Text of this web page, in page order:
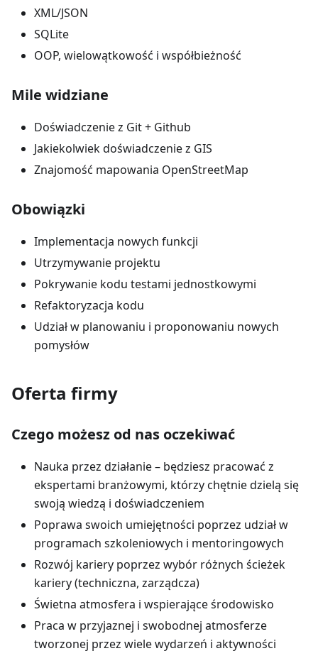
XML/JSON
SQLite
OOP, wielowątkowość i współbieżność
Mile widziane
Doświadczenie z Git + Github
Jakiekolwiek doświadczenie z GIS
Znajomość mapowania OpenStreetMap
Obowiązki
Implementacja nowych funkcji
Utrzymywanie projektu
Pokrywanie kodu testami jednostkowymi
Refaktoryzacja kodu
Udział w planowaniu i proponowaniu nowych
pomysłów
Oferta firmy
Czego możesz od nas oczekiwać
Nauka przez działanie – będziesz pracować z
ekspertami branżowymi, którzy chętnie dzielą się
swoją wiedzą i doświadczeniem
Poprawa swoich umiejętności poprzez udział w
programach szkoleniowych i mentoringowych
Rozwój kariery poprzez wybór różnych ścieżek
kariery (techniczna, zarządcza)
Świetna atmosfera i wspierające środowisko
Praca w przyjaznej i swobodnej atmosferze
tworzonej przez wiele wydarzeń i aktywności